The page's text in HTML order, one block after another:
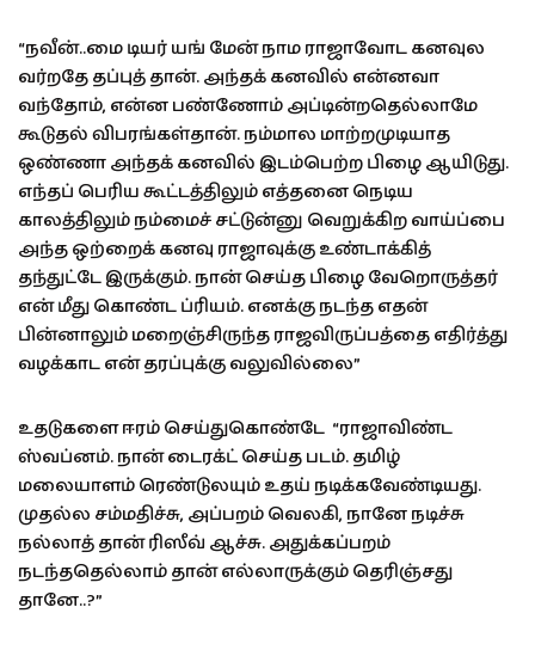
“நவீன்..மை டியர் யங் மேன் நாம ராஜாவோட கனவுல
வர்றதே தப்புத் தான். அந்தக் கனவில் என்னவா
வந்தோம், என்ன பண்ணோம் அப்டின்றதெல்லாமே
கூடுதல் விபரங்கள்தான். நம்மால மாற்றமுடியாத
ஒண்ணா அந்தக் கனவில் இடம்பெற்ற பிழை ஆயிடுது.
எந்தப் பெரிய கூட்டத்திலும் எத்தனை நெடிய
காலத்திலும் நம்மைச் சட்டுன்னு வெறுக்கிற வாய்ப்பை
அந்த ஒற்றைக் கனவு ராஜாவுக்கு உண்டாக்கித்
தந்துட்டே இருக்கும். நான் செய்த பிழை வேறொருத்தர்
என் மீது கொண்ட ப்ரியம். எனக்கு நடந்த எதன்
பின்னாலும் மறைஞ்சிருந்த ராஜவிருப்பத்தை எதிர்த்து
வழக்காட என் தரப்புக்கு வலுவில்லை”
உதடுகளை ஈரம் செய்துகொண்டே “ராஜாவிண்ட
ஸ்வப்னம். நான் டைரக்ட் செய்த படம். தமிழ்
மலையாளம் ரெண்டுலயும் உதய் நடிக்கவேண்டியது.
முதல்ல சம்மதிச்சு, அப்பறம் வெலகி, நானே நடிச்சு
நல்லாத் தான் ரிஸீவ் ஆச்சு. அதுக்கப்பறம்
நடந்ததெல்லாம் தான் எல்லாருக்கும் தெரிஞ்சது
தானே..?”